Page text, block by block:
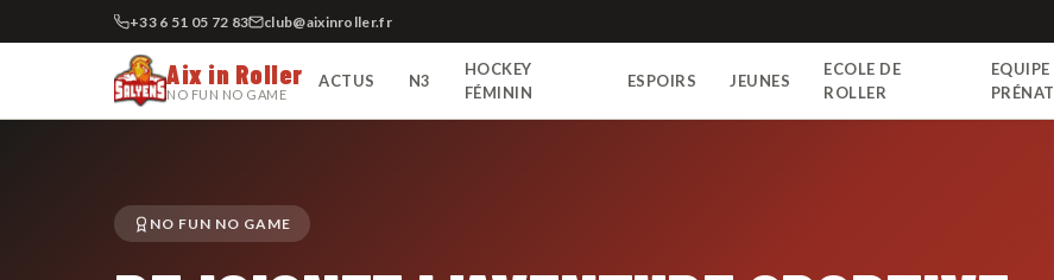
+33 6 51 05 72 83 club@aixinroller.fr
Aix in Roller
NO FUN NO GAME
ACTUS N3
HOCKEY
FÉMININ
ESPOIRS JEUNES
ECOLE DE
ROLLER
EQUIPE
PRÉNAT
NO FUN NO GAME